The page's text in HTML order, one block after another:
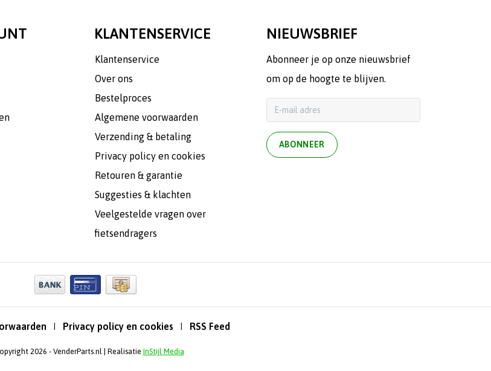
KLANTENSERVICE
Klantenservice
Over ons
Bestelproces
Algemene voorwaarden
Verzending & betaling
Privacy policy en cookies
Retouren & garantie
Suggesties & klachten
Veelgestelde vragen over
fietsendragers
NIEUWSBRIEF
Abonneer je op onze nieuwsbrief
om op de hoogte te blijven.
ABONNEER
Privacy policy en cookies RSS Feed
2026 - VenderParts.nl | Realisatie InStijl Media